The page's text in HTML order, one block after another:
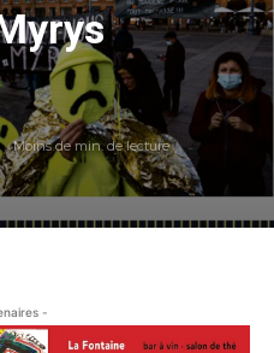
Moins demin. de lecture
-